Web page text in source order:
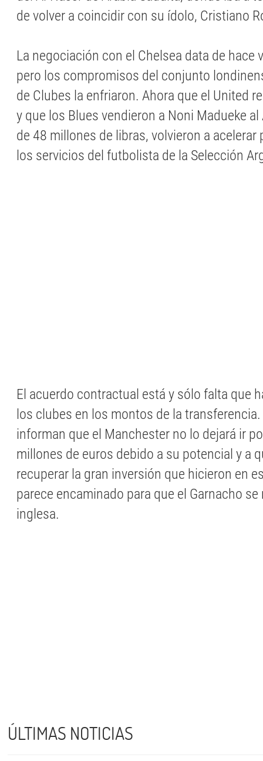
de volver a coincidir con su ídolo, Cristiano
La negociación con el Chelsea data de hace
pero los compromisos del conjunto
de Clubes la enfriaron. Ahora que el United
y que los Blues vendieron a Noni Madueke
de 48 millones de libras, volvieron a acelerar
los servicios del futbolista de la Selección
El acuerdo contractual está y sólo falta que
los clubes en los montos de la
informan que el Manchester no lo dejará ir
millones de euros debido a su potencial y a
recuperar la gran inversión que hicieron en
parece encaminado para que el Garnacho
inglesa.
ÚLTIMAS NOTICIAS